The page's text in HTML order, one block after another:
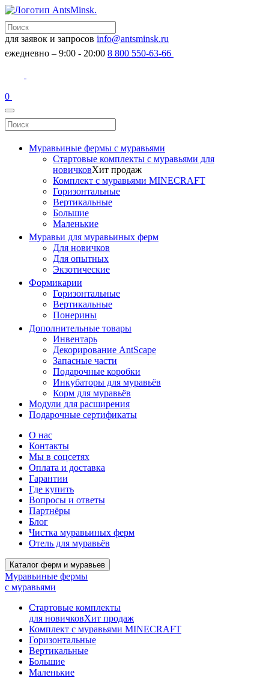
для заявок и запросов info@antsminsk.ru
ежедневно – 9:00 - 20:00 8 800 550-63-66
0
Муравьиные фермы с муравьями
Стартовые комплекты с муравьями для
новичковХит продаж
Комплект с муравьями MINECRAFT
Горизонтальные
Вертикальные
Большие
Маленькие
Муравьи для муравьиных ферм
Для новичков
Для опытных
Экзотические
Формикарии
Горизонтальные
Вертикальные
Понерины
Дополнительные товары
Инвентарь
Декорирование AntScape
Запасные части
Подарочные коробки
Инкубаторы для муравьёв
Корм для муравьёв
Модули для расширения
Подарочные сертификаты
О нас
Контакты
Мы в соцсетях
Оплата и доставка
Гарантии
Где купить
Вопросы и ответы
Партнёры
Блог
Чистка муравьиных ферм
Отель для муравьёв
Каталог ферм и муравьев
Муравьиные фермы
с муравьями
Стартовые комплекты
для новичковХит продаж
Комплект с муравьями MINECRAFT
Горизонтальные
Вертикальные
Большие
Маленькие